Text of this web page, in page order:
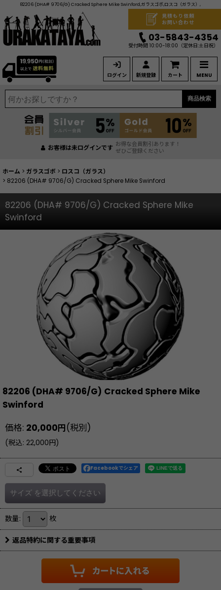
82206 (DHA# 9706/G) Cracked Sphere Mike Swinford,ガラスゴボ,ロスコ（ガラス）,
ログイン 新規登録 カート MENU
見積もり依頼
お問い合わせ
03-5843-4354
受付時間 10:00-18:00 （定休日:土日祝）
商品検索
お客様は未ログインです お得な会員割引あります！
ぜひご登録ください
ホーム > ガラスゴボ > ロスコ（ガラス）
> 82206 (DHA# 9706/G) Cracked Sphere Mike Swinford
82206 (DHA# 9706/G) Cracked Sphere Mike
Swinford
82206 (DHA# 9706/G) Cracked Sphere Mike
Swinford
価格: 20,000円(税別)
(税込: 22,000円)
Facebookでシェア
サイズ を選択してください
数量: 枚
返品特約に関する重要事項